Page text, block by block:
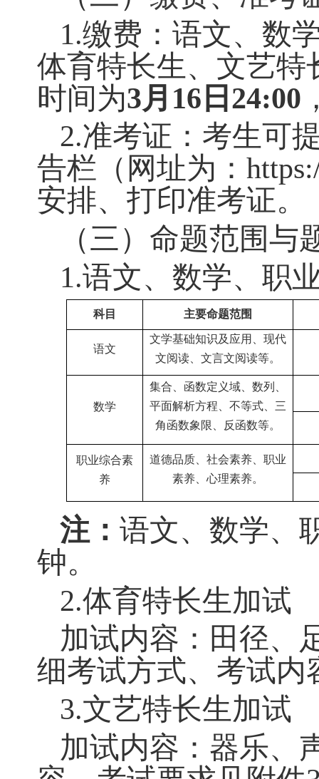
体育特长
生加试
体育特长生
考生
2025 年 22日
14:00 开始
文艺特长
生加试
文艺特长生
考生
2025年3月22日
14:00开始
（二）缴费、准
1.缴费：语文、
体育特长生、文
时间为3月16日
2.准考证：考生
告栏（网址为：
安排、打印准考
（三）命题范
1.语文、数学、
主要命题范围
语文
文阅读、文言文阅读等
数学
集合、函数定义域、数
平面解析方程、不等式
角函数象限、反函数等
职业综合素
养
道德品质、社会素养、
素养、心理素养。